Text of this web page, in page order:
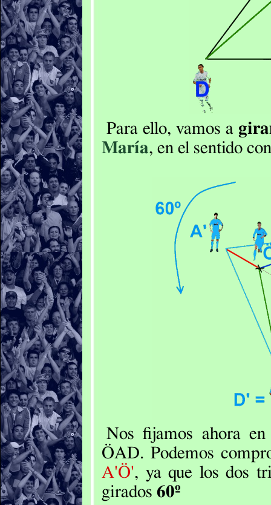
Para ello, vamos a
María, en el sentido
Nos fijamos ahora
ÖAD. Podemos
A'Ö', ya que los dos
girados 60º